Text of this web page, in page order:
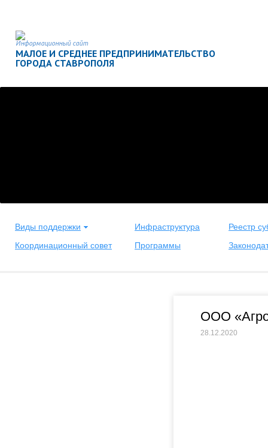
Информационный сайт
МАЛОЕ И СРЕДНЕЕ ПРЕДПРИНИМАТЕЛЬСТВО
ГОРОДА СТАВРОПОЛЯ
Виды поддержки Инфраструктура
Реестр
Координационный совет
Программы
ООО
28.12.2020